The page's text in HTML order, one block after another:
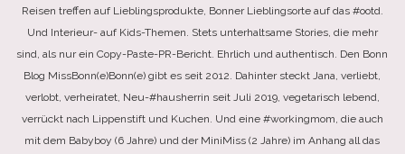
Reisen treffen auf Lieblingsprodukte, Bonner Lieblingsorte auf das #ootd.
Und Interieur- auf Kids-Themen. Stets unterhaltsame Stories, die mehr
sind, als nur ein Copy-Paste-PR-Bericht. Ehrlich und authentisch. Den Bonn
Blog MissBonn(e)Bonn(e) gibt es seit 2012. Dahinter steckt Jana, verliebt,
verlobt, verheiratet, Neu-#hausherrin seit Juli 2019, vegetarisch lebend,
verrückt nach Lippenstift und Kuchen. Und eine #workingmom, die auch
mit dem Babyboy (6 Jahre) und der MiniMiss (2 Jahre) im Anhang all das